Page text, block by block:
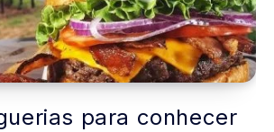
para conhecer